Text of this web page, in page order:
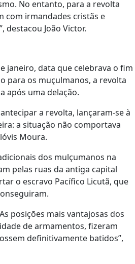
No entanto, para a revolta
com irmandades cristãs e
destacou João Victor.
janeiro, data que celebrava o fim
para os muçulmanos, a revolta
após uma delação.
a revolta, lançaram-se à
a situação não comportava
Moura.
dos mulçumanos na
pelas ruas da antiga capital
o escravo Pacífico Licutã, que
posições mais vantajosas dos
de armamentos, fizeram
definitivamente batidos”,